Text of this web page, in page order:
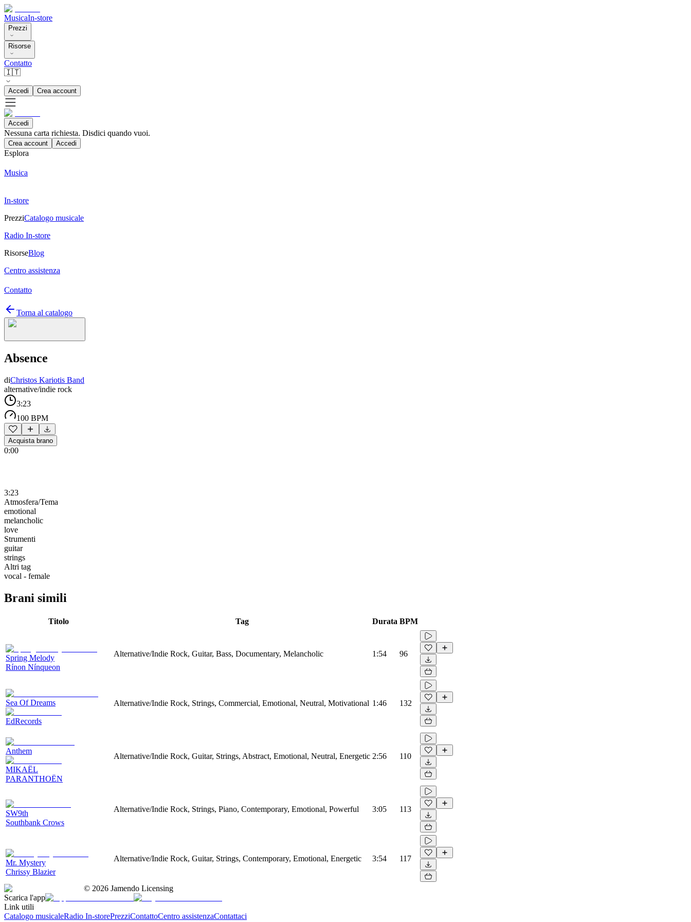
MusicaIn-store
Prezzi
Risorse
Contatto
🇮🇹
Accedi Crea account
Accedi
Nessuna carta richiesta. Disdici quando vuoi.
Crea account Accedi
Esplora
Musica
In-store
PrezziCatalogo musicale
Radio In-store
RisorseBlog
Centro assistenza
Contatto
Torna al catalogo
Absence
diChristos Kariotis Band
alternative/indie rock
3:23
100 BPM
Acquista brano
0:00
3:23
Atmosfera/Tema
emotional
melancholic
love
Strumenti
guitar
strings
Altri tag
vocal - female
Brani simili
Titolo Tag Durata BPM
Spring Melody
Rínon Nínqueon
Alternative/Indie Rock, Guitar, Bass, Documentary, Melancholic 1:54 96
Sea Of Dreams
EdRecords
Alternative/Indie Rock, Strings, Commercial, Emotional, Neutral, Motivational 1:46 132
Anthem
MIKAËL
PARANTHOËN
Alternative/Indie Rock, Guitar, Strings, Abstract, Emotional, Neutral, Energetic 2:56 110
SW9th
Southbank Crows
Alternative/Indie Rock, Strings, Piano, Contemporary, Emotional, Powerful 3:05 113
Mr. Mystery
Chrissy Blazier
Alternative/Indie Rock, Guitar, Strings, Contemporary, Emotional, Energetic 3:54 117
© 2026 Jamendo Licensing
Scarica l'app
Link utili
Catalogo musicaleRadio In-storePrezziContattoCentro assistenzaContattaci